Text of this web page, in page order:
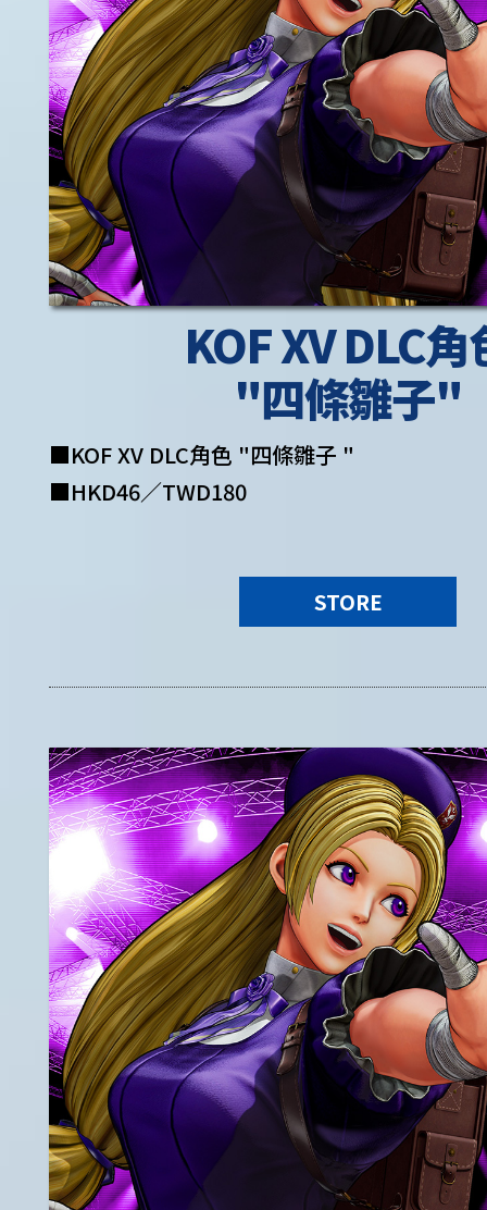
KOF XV DLC角
"四條雛子"
■KOF XV DLC角色 "四條雛子 "
■HKD46／TWD180
STORE